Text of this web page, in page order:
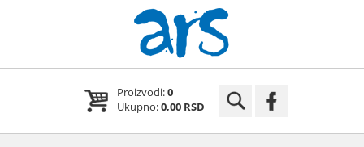
Proizvodi:0
Ukupno:0,00 RSD